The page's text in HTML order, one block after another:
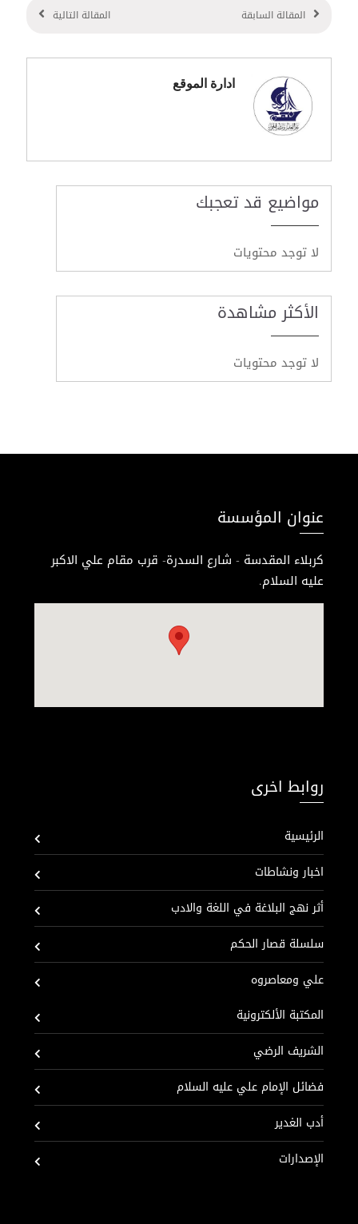
المقالة السابقة المقالة التالية
ادارة الموقع
مواضيع قد تعجبك
لا توجد محتويات
الأكثر مشاهدة
لا توجد محتويات
عنوان المؤسسة
كربلاء المقدسة - شارع السدرة- قرب مقام علي الاكبر
عليه السلام.
روابط اخرى
الرئيسية
اخبار ونشاطات
أثر نهج البلاغة في اللغة والادب
سلسلة قصار الحكم
علي ومعاصروه
المكتبة الألكترونية
الشريف الرضي
فضائل الإمام علي عليه السلام
أدب الغدير
الإصدارات